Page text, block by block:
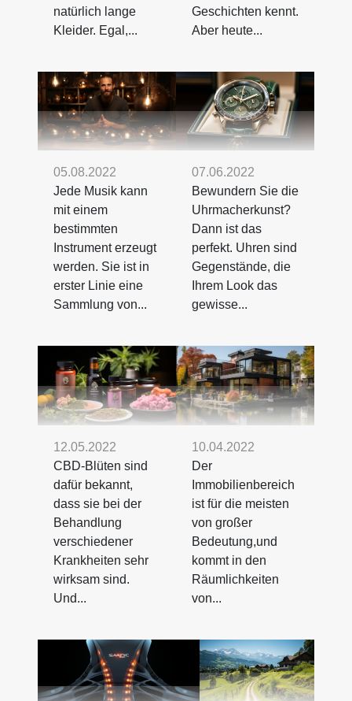
natürlich lange
Kleider. Egal,...
Geschichten kennt.
Aber heute...
05.08.2022
Jede Musik kann
mit einem
bestimmten
Instrument erzeugt
werden. Sie ist in
erster Linie eine
Sammlung von...
07.06.2022
Bewundern Sie die
Uhrmacherkunst?
Dann ist das
perfekt. Uhren sind
Gegenstände, die
Ihrem Look das
gewisse...
12.05.2022
CBD-Blüten sind
dafür bekannt,
dass sie bei der
Behandlung
verschiedener
Krankheiten sehr
wirksam sind.
Und...
10.04.2022
Der
Immobilienbereich
ist für die meisten
von großer
Bedeutung,und
kommt in den
Räumlichkeiten
von...